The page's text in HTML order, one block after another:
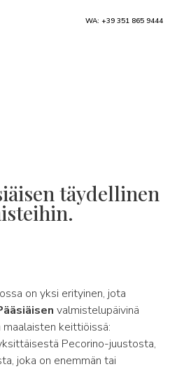
täydellinen
on yksi erityinen, jota
valmistelupäivinä
keittiöissä:
Pecorino-juustosta,
joka on enemmän tai
WA: +39 351 865 9444